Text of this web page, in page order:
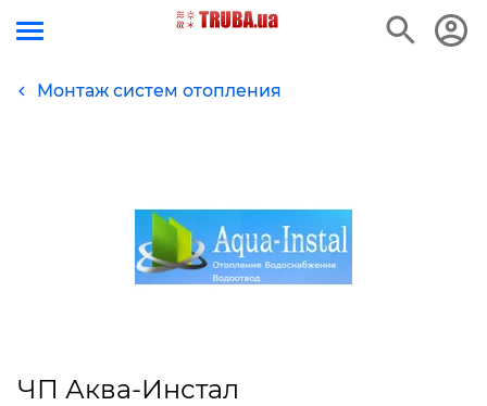
Монтаж систем отопления
ЧП Аква-Инстал